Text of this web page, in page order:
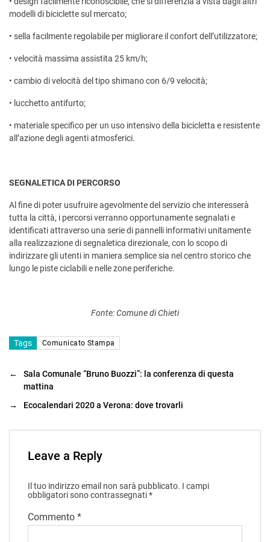
modelli di biciclette sul mercato;
• sella facilmente regolabile per migliorare il confort dell’utilizzatore;
• velocità massima assistita 25 km/h;
• cambio di velocità del tipo shimano con 6/9 velocità;
• lucchetto antifurto;
• materiale specifico per un uso intensivo della bicicletta e resistente
all’azione degli agenti atmosferici.
SEGNALETICA DI PERCORSO
Al fine di poter usufruire agevolmente del servizio che interesserà
tutta la città, i percorsi verranno opportunamente segnalati e
identificati attraverso una serie di pannelli informativi unitamente
alla realizzazione di segnaletica direzionale, con lo scopo di
indirizzare gli utenti in maniera semplice sia nel centro storico che
lungo le piste ciclabili e nelle zone periferiche.
Fonte: Comune di Chieti
Tags Comunicato Stampa
←
Sala Comunale “Bruno Buozzi”: la conferenza di questa
mattina
→
Ecocalendari 2020 a Verona: dove trovarli
Leave a Reply
Il tuo indirizzo email non sarà pubblicato. I campi
obbligatori sono contrassegnati*
Commento *